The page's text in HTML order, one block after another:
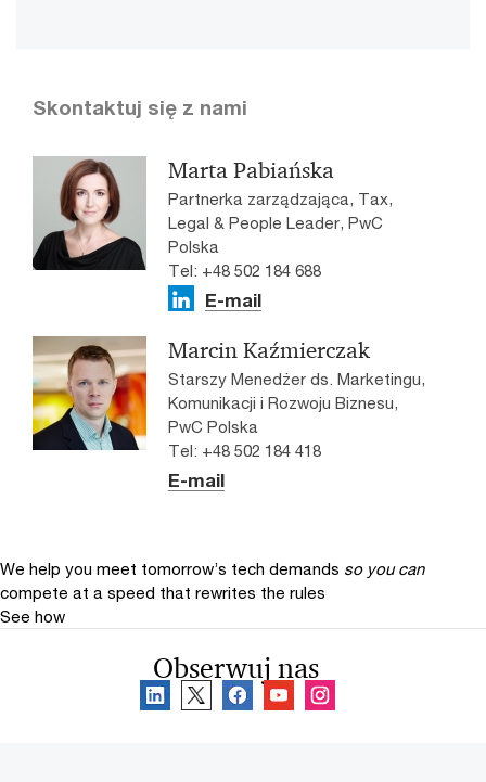
Skontaktuj się z nami
Marta Pabiańska
Partnerka zarządzająca, Tax,
Legal & People Leader, PwC
Polska
Tel: +48 502 184 688
E-mail
Marcin Kaźmierczak
Starszy Menedżer ds. Marketingu,
Komunikacji i Rozwoju Biznesu,
PwC Polska
Tel: +48 502 184 418
E-mail
We help you meet tomorrow’s tech demands so you can
compete at a speed that rewrites the rules
See how
Obserwuj nas